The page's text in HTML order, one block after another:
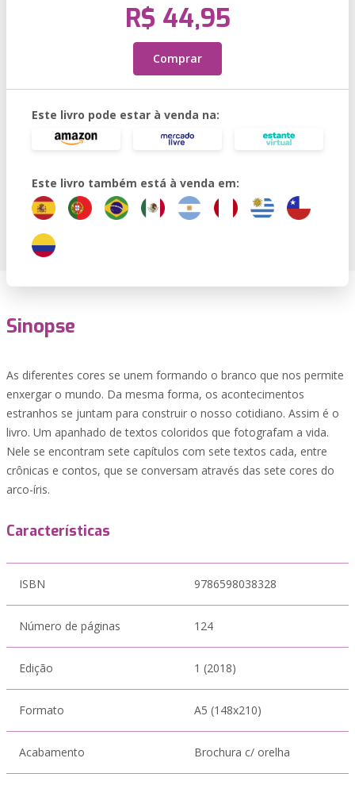
R$ 44,95
Comprar
Este livro pode estar à venda na:
Este livro também está à venda em:
Sinopse
As diferentes cores se unem formando o branco que nos permite
enxergar o mundo. Da mesma forma, os acontecimentos
estranhos se juntam para construir o nosso cotidiano. Assim é o
livro. Um apanhado de textos coloridos que fotografam a vida.
Nele se encontram sete capítulos com sete textos cada, entre
crônicas e contos, que se conversam através das sete cores do
arco-íris.
Características
ISBN 9786598038328
Número de páginas 124
Edição 1 (2018)
Formato A5 (148x210)
Acabamento Brochura c/ orelha